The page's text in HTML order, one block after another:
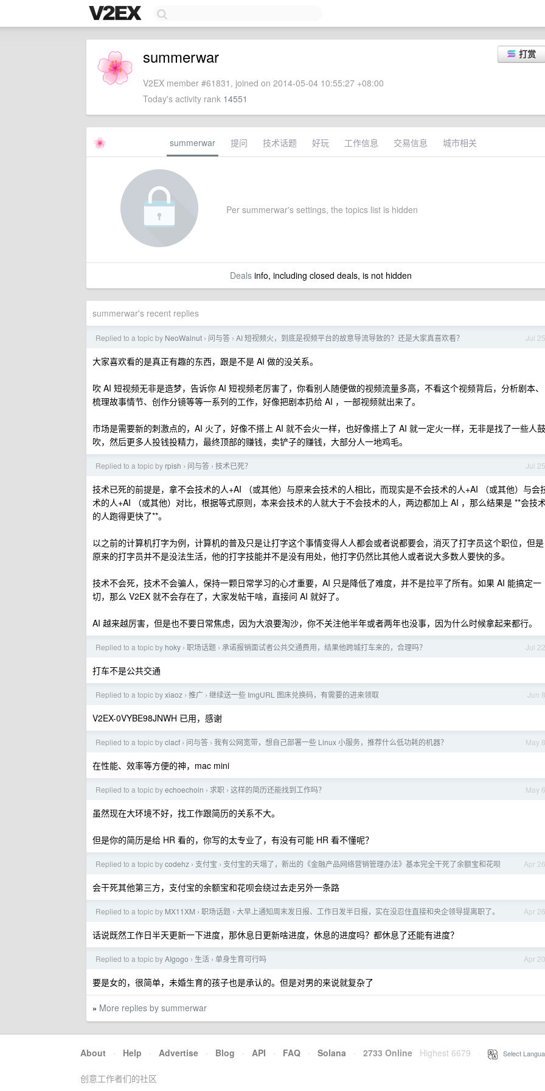
打赏
summerwar
V2EX member #61831, joined on 2014-05-04 10:55:27 +08:00
Today's activity rank 14551
summerwar 提问 技术话题 好玩 工作信息 交易信息 城市相关
Per summerwar's settings, the topics list is hidden
Dealsinfo, including closed deals, is not hidden
summerwar's recent replies
Jul 25
Replied to a topic by NeoWalnut › 问与答 › AI 短视频火，到底是视频平台的故意导流导致的？还是大家真喜欢看？
大家喜欢看的是真正有趣的东西，跟是不是 AI 做的没关系。
吹 AI 短视频无非是造梦，告诉你 AI 短视频老厉害了，你看别人随便做的视频流量多高，不看这个视频背后，分析剧本、
梳理故事情节、创作分镜等等一系列的工作，好像把剧本扔给 AI ，一部视频就出来了。
市场是需要新的刺激点的，AI 火了，好像不搭上 AI 就不会火一样，也好像搭上了 AI 就一定火一样，无非是找了一些人鼓
吹，然后更多人投钱投精力，最终顶部的赚钱，卖铲子的赚钱，大部分人一地鸡毛。
Jul 25
Replied to a topic by rpish › 问与答 › 技术已死？
技术已死的前提是，拿不会技术的人+AI （或其他）与原来会技术的人相比，而现实是不会技术的人+AI （或其他）与会
术的人+AI （或其他）对比，根据等式原则，本来会技术的人就大于不会技术的人，两边都加上 AI ，那么结果是 **会技
的人跑得更快了**。
以之前的计算机打字为例，计算机的普及只是让打字这个事情变得人人都会或者说都要会，消灭了打字员这个职位，但是
原来的打字员并不是没法生活，他的打字技能并不是没有用处，他打字仍然比其他人或者说大多数人要快的多。
技术不会死，技术不会骗人，保持一颗日常学习的心才重要，AI 只是降低了难度，并不是拉平了所有。如果 AI 能搞定一
切，那么 V2EX 就不会存在了，大家发帖干啥，直接问 AI 就好了。
AI 越来越厉害，但是也不要日常焦虑，因为大浪要淘沙，你不关注他半年或者两年也没事，因为什么时候拿起来都行。
Jul 22
Replied to a topic by hoky › 职场话题 › 承诺报销面试者公共交通费用，结果他跨城打车来的，合理吗？
打车不是公共交通
Jun 8
Replied to a topic byxiaoz › 推广 › 继续送一些 ImgURL 图床兑换码，有需要的进来领取
V2EX-0VYBE98JNWH 已用，感谢
May 8
Replied to a topic byclacf › 问与答 › 我有公网宽带，想自己部署一些 Linux 小服务，推荐什么低功耗的机器？
在性能、效率等方便的神，mac mini
May 6
Replied to a topic byechoechoin › 求职 › 这样的简历还能找到工作吗？
虽然现在大环境不好，找工作跟简历的关系不大。
但是你的简历是给 HR 看的，你写的太专业了，有没有可能 HR 看不懂呢？
Apr 26
Replied to a topic bycodehz › 支付宝 › 支付宝的天塌了，新出的《金融产品网络营销管理办法》基本完全干死了余额宝和花呗
会干死其他第三方，支付宝的余额宝和花呗会绕过去走另外一条路
Apr 26
Replied to a topic by MX11XM › 职场话题 › 大早上通知周末发日报、工作日发半日报，实在没忍住直接和央企领导提离职了。
话说既然工作日半天更新一下进度，那休息日更新啥进度，休息的进度吗？都休息了还能有进度？
Apr 20
Replied to a topic byAIgogo › 生活 › 单身生育可行吗
要是女的，很简单，未婚生育的孩子也是承认的。但是对男的来说就复杂了
» More replies by summerwar
About · Help · Advertise · Blog · API · FAQ · Solana · 2733 Online Highest 6679 Select
创意工作者们的社区